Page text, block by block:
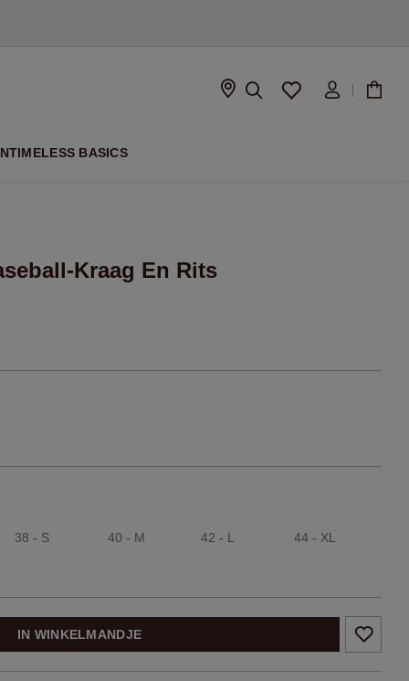
TIMELESS BASICS
Kraag En Rits
38 - S 40 - M 42 - L 44 - XL
IN WINKELMANDJE